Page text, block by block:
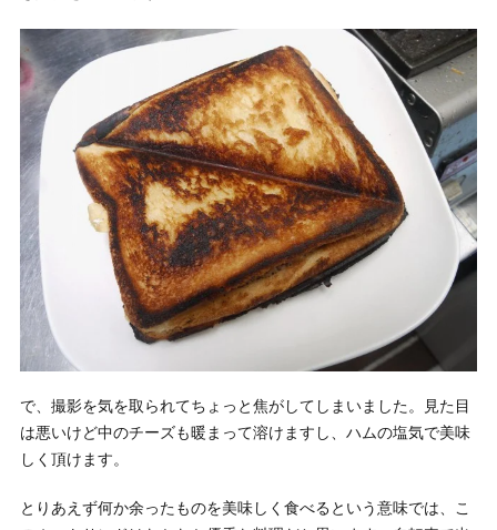
で、撮影を気を取られてちょっと焦がしてしまいました。見た目
は悪いけど中のチーズも暖まって溶けますし、ハムの塩気で美味
しく頂けます。
とりあえず何か余ったものを美味しく食べるという意味では、こ